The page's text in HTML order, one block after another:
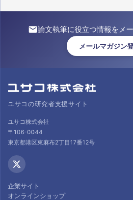
論文執筆に役立つ情報をメ
メールマガジン
ユサコの研究者支援サイト
ユサコ株式会社
〒106-0044
東京都港区東麻布2丁目17番12号
企業サイト
オンラインショップ